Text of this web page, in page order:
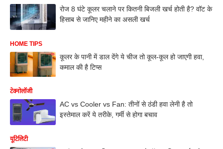
रोज 8 घंटे कूलर चलाने पर कितनी बिजली खर्च होती है? वॉट के
हिसाब से जानिए महीने का असली खर्च
HOME TIPS
कूलर के पानी में डाल देंगे ये चीज तो कूल-कूल हो जाएगी हवा,
कमाल की है टिप्स
टेक्नोलॉजी
AC vs Cooler vs Fan: तीनों से ठंडी हवा लेनी है तो
इस्तेमाल करें ये तरीके, गर्मी से होगा बचाव
यूटिलिटी